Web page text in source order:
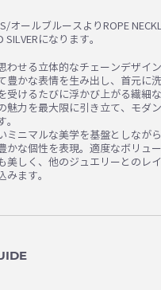
オールブルースよりROPE
SILVERになります。
わせる立体的なチェーンデザイ
豊かな表情を生み出し、首元に
受けるたびに浮かび上がる繊細
魅力を最大限に引き立て、モダ
ミニマルな美学を基盤としなが
かな個性を表現。適度なボリュ
美しく、他のジュエリーとのレ
みます。